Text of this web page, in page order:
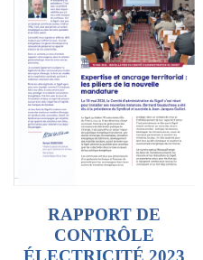
RAPPORT DE
CONTRÔLE